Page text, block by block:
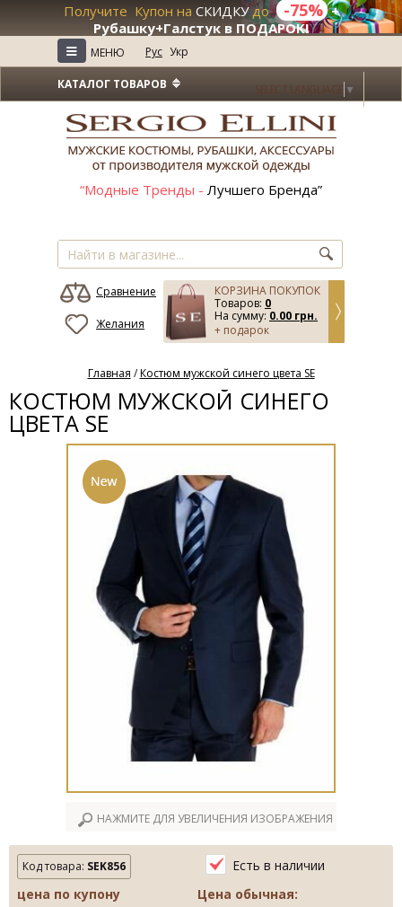
Получите Купон на СКИДКУдо -75% +
Рубашку+Галстук в ПОДАРОК!
≡ МЕНЮ Рус Укр
SELECT LANGUAGE ▼
КАТАЛОГ ТОВАРОВ
“Модные Тренды - Лучшего Бренда”
КОРЗИНА ПОКУПОК
Товаров: 0
На сумму: 0.00 грн.
+ подарок
Сравнение
Желания
Главная /Костюм мужской синего цвета SE
КОСТЮМ МУЖСКОЙ СИНЕГО
ЦВЕТА SE
НАЖМИТЕ ДЛЯ УВЕЛИЧЕНИЯ ИЗОБРАЖЕНИЯ
Код товара: SEK856
Есть в наличии
цена по купону
Цена обычная: